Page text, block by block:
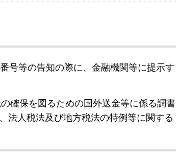
号等の告知の際に、金融機関等に提示す
確保を図るための国外送金等に係る調書
法人税法及び地方税法の特例等に関する